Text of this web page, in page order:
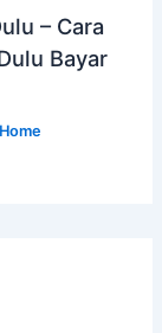
– Cara
Bayar